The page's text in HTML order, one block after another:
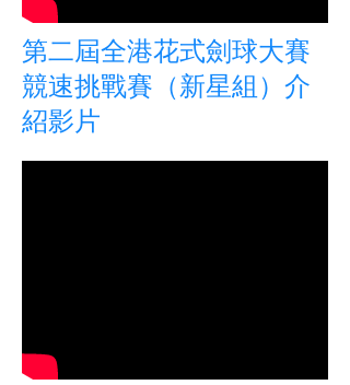
第二屆全港花式劍球大賽
競速挑戰賽（新星組）介
紹影片